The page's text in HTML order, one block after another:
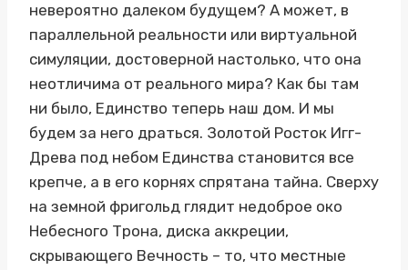
невероятно далеком будущем? А может, в
параллельной реальности или виртуальной
симуляции, достоверной настолько, что она
неотличима от реального мира? Как бы там
ни было, Единство теперь наш дом. И мы
будем за него драться. Золотой Росток Игг-
Древа под небом Единства становится все
крепче, а в его корнях спрятана тайна. Сверху
на земной фригольд глядит недоброе око
Небесного Трона, диска аккреции,
скрывающего Вечность – то, что местные